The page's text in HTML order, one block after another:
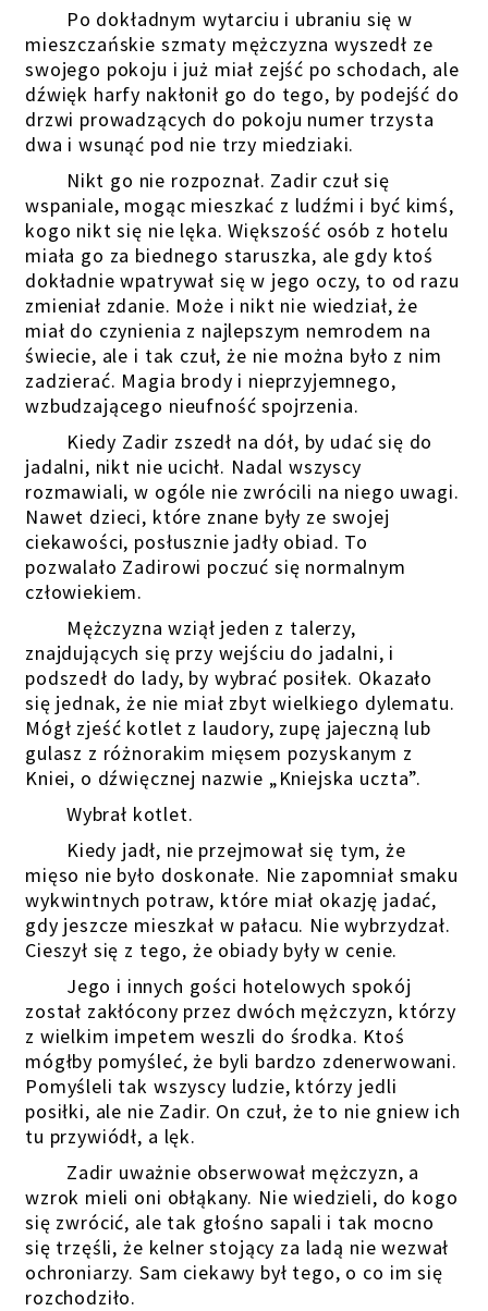
Po dokładnym wytarciu i ubraniu się w
mieszczańskie szmaty mężczyzna wyszedł ze
swojego pokoju i już miał zejść po schodach, ale
dźwięk harfy nakłonił go do tego, by podejść do
drzwi prowadzących do pokoju numer trzysta
dwa i wsunąć pod nie trzy miedziaki.
Nikt go nie rozpoznał. Zadir czuł się
wspaniale, mogąc mieszkać z ludźmi i być kimś,
kogo nikt się nie lęka. Większość osób z hotelu
miała go za biednego staruszka, ale gdy ktoś
dokładnie wpatrywał się w jego oczy, to od razu
zmieniał zdanie. Może i nikt nie wiedział, że
miał do czynienia z najlepszym nemrodem na
świecie, ale i tak czuł, że nie można było z nim
zadzierać. Magia brody i nieprzyjemnego,
wzbudzającego nieufność spojrzenia.
Kiedy Zadir zszedł na dół, by udać się do
jadalni, nikt nie ucichł. Nadal wszyscy
rozmawiali, w ogóle nie zwrócili na niego uwagi.
Nawet dzieci, które znane były ze swojej
ciekawości, posłusznie jadły obiad. To
pozwalało Zadirowi poczuć się normalnym
człowiekiem.
Mężczyzna wziął jeden z talerzy,
znajdujących się przy wejściu do jadalni, i
podszedł do lady, by wybrać posiłek. Okazało
się jednak, że nie miał zbyt wielkiego dylematu.
Mógł zjeść kotlet z laudory, zupę jajeczną lub
gulasz z różnorakim mięsem pozyskanym z
Kniei, o dźwięcznej nazwie „Kniejska uczta”.
Wybrał kotlet.
Kiedy jadł, nie przejmował się tym, że
mięso nie było doskonałe. Nie zapomniał smaku
wykwintnych potraw, które miał okazję jadać,
gdy jeszcze mieszkał w pałacu. Nie wybrzydzał.
Cieszył się z tego, że obiady były w cenie.
Jego i innych gości hotelowych spokój
został zakłócony przez dwóch mężczyzn, którzy
z wielkim impetem weszli do środka. Ktoś
mógłby pomyśleć, że byli bardzo zdenerwowani.
Pomyśleli tak wszyscy ludzie, którzy jedli
posiłki, ale nie Zadir. On czuł, że to nie gniew ich
tu przywiódł, a lęk.
Zadir uważnie obserwował mężczyzn, a
wzrok mieli oni obłąkany. Nie wiedzieli, do kogo
się zwrócić, ale tak głośno sapali i tak mocno
się trzęśli, że kelner stojący za ladą nie wezwał
ochroniarzy. Sam ciekawy był tego, o co im się
rozchodziło.